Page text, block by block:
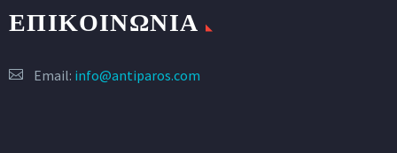
ΕΠΙΚΟΙΝΩΝΙΑ
Email: info@antiparos.com